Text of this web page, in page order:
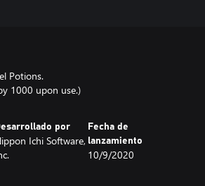
Potions.
1000 upon use.)
por
Ichi Software,
Fecha de
lanzamiento
10/9/2020